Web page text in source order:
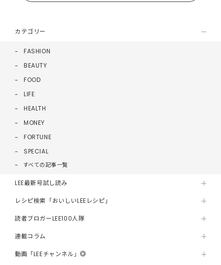
カテゴリー
FASHION
BEAUTY
FOOD
LIFE
HEALTH
MONEY
FORTUNE
SPECIAL
すべての記事一覧
LEE最新号試し読み
レシピ検索「おいしいLEEレシピ」
読者ブロガーLEE100人隊
連載コラム
動画「LEEチャンネル」